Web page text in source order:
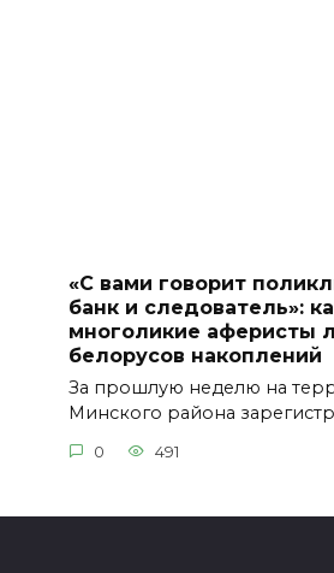
«С вами говорит
банк и следователь»:
многоликие аферисты
белорусов накоплений
За прошлую неделю на
Минского района
0 491